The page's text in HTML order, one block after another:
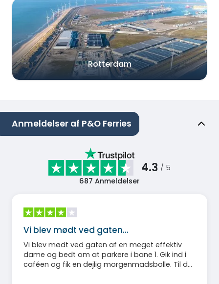
Rotterdam
Anmeldelser af P&O Ferries
4.3 / 5
687 Anmeldelser
Vi blev mødt ved gaten…
Vi blev mødt ved gaten af en meget effektiv
dame og bedt om at parkere i bane 1. Gik ind i
caféen og fik en dejlig morgenmadsbolle. Til det